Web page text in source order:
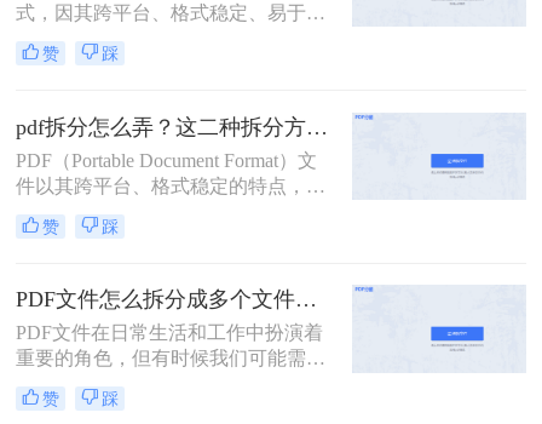
式，因其跨平台、格式稳定、易于打
印等优点，在办公、学习等领域得到
了广泛的使用。然而，有时我们可能
地管理和使用其中的内容。那么PDF
文件怎么拆分呢？本文将详细介绍
PDF文件拆分的方法和步骤，帮助读
者轻松实现PDF文件的拆分操作。
赞 踩
pdf拆分怎么弄？这二种拆分方法看看！
PDF（Portable Document Format）文
件以其跨平台、格式稳定的特点，在
办公、学习等领域得到了广泛应用。
然而，有时我们需要对PDF文件进行
内容。本文将详细介绍pdf拆分怎么弄
的方法，帮助读者轻松完成这一操
作。
赞 踩
PDF文件怎么拆分成多个文件？看看这三种拆分方法！
PDF文件在日常生活和工作中扮演着
重要的角色，但有时候我们可能需要
将一个较大的PDF文件拆分成多个小
文件，以便更好地管理和使用。那么
赞 踩